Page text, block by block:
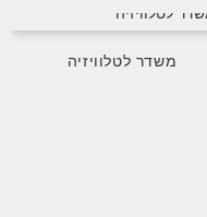
משדר לטלוויזיה